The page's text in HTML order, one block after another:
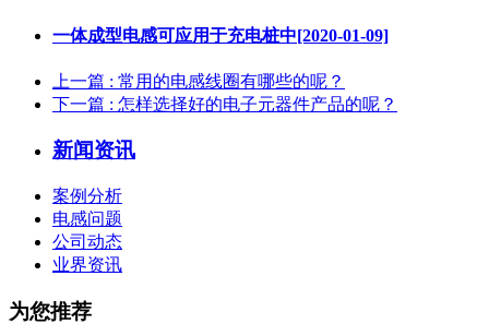
一体成型电感可应用于充电桩中[2020-01-09]
上一篇 : 常用的电感线圈有哪些的呢？
下一篇 : 怎样选择好的电子元器件产品的呢？
新闻资讯
案例分析
电感问题
公司动态
业界资讯
为您推荐